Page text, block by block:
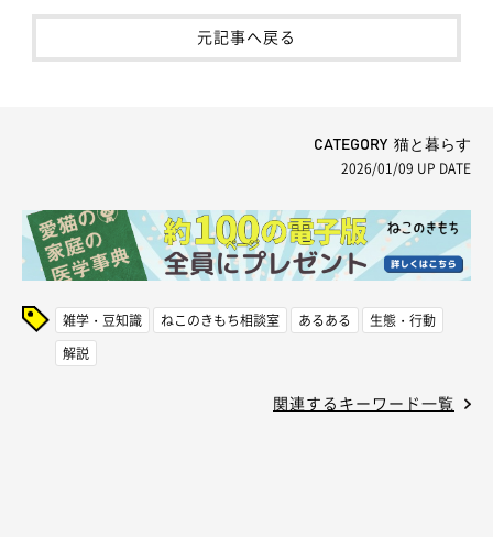
元記事へ戻る
CATEGORY 猫と暮らす
2026/01/09 UP DATE
雑学・豆知識 ねこのきもち相談室 あるある
生態・行動
解説
関連するキーワード一覧